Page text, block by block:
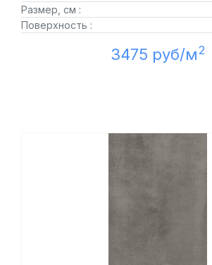
Размер, см :
Поверхность :
3475 руб/м2